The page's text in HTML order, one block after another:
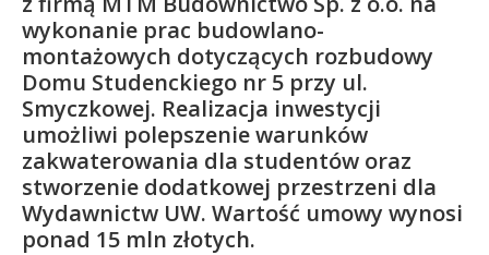
wykonanie prac budowlano-
montażowych dotyczących rozbudowy
Domu Studenckiego nr 5 przy ul.
Smyczkowej. Realizacja inwestycji
umożliwi polepszenie warunków
zakwaterowania dla studentów oraz
stworzenie dodatkowej przestrzeni dla
Wydawnictw UW. Wartość umowy wynosi
ponad 15 mln złotych.